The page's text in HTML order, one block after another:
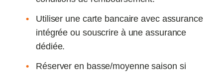
Utiliser une carte bancaire avec assurance
intégrée ou souscrire à une assurance
dédiée.
Réserver en basse/moyenne saison si